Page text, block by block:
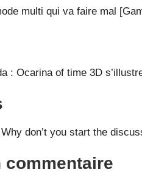
multi qui va faire mal
: Ocarina of time 3D
don’t you start the
commentaire